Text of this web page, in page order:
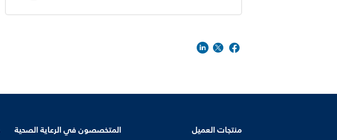
منتجات العميل المتخصصون في الرعاية الصحية